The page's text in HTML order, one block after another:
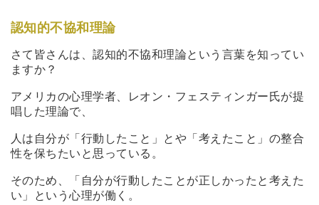
認知的不協和理論
さて皆さんは、認知的不協和理論という言葉を知ってい
ますか？
アメリカの心理学者、レオン・フェスティンガー氏が提
唱した理論で、
人は自分が「行動したこと」とや「考えたこと」の整合
性を保ちたいと思っている。
そのため、「自分が行動したことが正しかったと考えた
い」という心理が働く。